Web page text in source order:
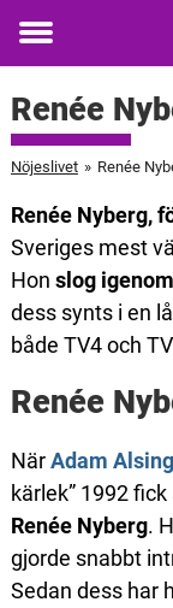
Toggle
Renée
Nöjeslivet » Renée
Renée Nyberg,
Sveriges mest
Hon slog igenom
dess synts i en
både TV4 och
Renée
NärAdam Alsing
kärlek” 1992
Renée Nyberg.
gjorde snabbt
Sedan dess har